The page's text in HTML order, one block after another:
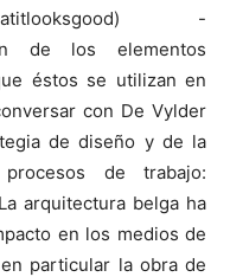
-
de los elementos
éstos se utilizan en
con De Vylder
de diseño y de la
de trabajo:
arquitectura belga ha
en los medios de
particular la obra de